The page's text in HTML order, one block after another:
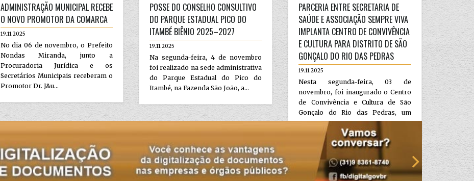
ADMINISTRAÇÃO MUNICIPAL RECEBE
O NOVO PROMOTOR DA COMARCA
19.11.2025
No dia 06 de novembro, o Prefeito
Nondas Miranda, junto a
Procuradoria Jurídica e os
Secretários Municipais receberam o
Promotor Dr. J&u...
POSSE DO CONSELHO CONSULTIVO
DO PARQUE ESTADUAL PICO DO
ITAMBÉ BIÊNIO 2025–2027
19.11.2025
Na segunda-feira, 4 de novembro
foi realizado na sede administrativa
do Parque Estadual do Pico do
Itambé, na Fazenda São João, a...
PARCERIA ENTRE SECRETARIA DE
SAÚDE E ASSOCIAÇÃO SEMPRE VIVA
IMPLANTA CENTRO DE CONVIVÊNCIA
E CULTURA PARA DISTRITO DE SÃO
GONÇALO DO RIO DAS PEDRAS
19.11.2025
Nesta segunda-feira, 03 de
novembro, foi inaugurado o Centro
de Convivência e Cultura de São
Gonçalo do Rio das Pedras, um
marco p...